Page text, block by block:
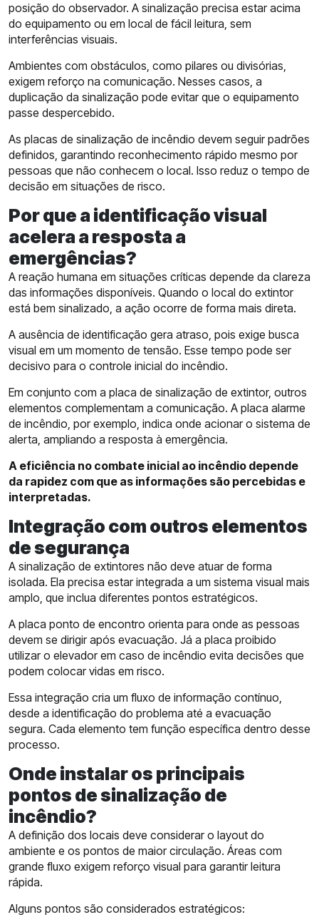
posição do observador. A sinalização precisa estar acima
do equipamento ou em local de fácil leitura, sem
interferências visuais.
Ambientes com obstáculos, como pilares ou divisórias,
exigem reforço na comunicação. Nesses casos, a
duplicação da sinalização pode evitar que o equipamento
passe despercebido.
As placas de sinalização de incêndio devem seguir padrões
definidos, garantindo reconhecimento rápido mesmo por
pessoas que não conhecem o local. Isso reduz o tempo de
decisão em situações de risco.
Por que a identificação visual
acelera a resposta a
emergências?
A reação humana em situações críticas depende da clareza
das informações disponíveis. Quando o local do extintor
está bem sinalizado, a ação ocorre de forma mais direta.
A ausência de identificação gera atraso, pois exige busca
visual em um momento de tensão. Esse tempo pode ser
decisivo para o controle inicial do incêndio.
Em conjunto com a placa de sinalização de extintor, outros
elementos complementam a comunicação. A placa alarme
de incêndio, por exemplo, indica onde acionar o sistema de
alerta, ampliando a resposta à emergência.
A eficiência no combate inicial ao incêndio depende
da rapidez com que as informações são percebidas e
interpretadas.
Integração com outros elementos
de segurança
A sinalização de extintores não deve atuar de forma
isolada. Ela precisa estar integrada a um sistema visual mais
amplo, que inclua diferentes pontos estratégicos.
A placa ponto de encontro orienta para onde as pessoas
devem se dirigir após evacuação. Já a placa proibido
utilizar o elevador em caso de incêndio evita decisões que
podem colocar vidas em risco.
Essa integração cria um fluxo de informação contínuo,
desde a identificação do problema até a evacuação
segura. Cada elemento tem função específica dentro desse
processo.
Onde instalar os principais
pontos de sinalização de
incêndio?
A definição dos locais deve considerar o layout do
ambiente e os pontos de maior circulação. Áreas com
grande fluxo exigem reforço visual para garantir leitura
rápida.
Alguns pontos são considerados estratégicos: